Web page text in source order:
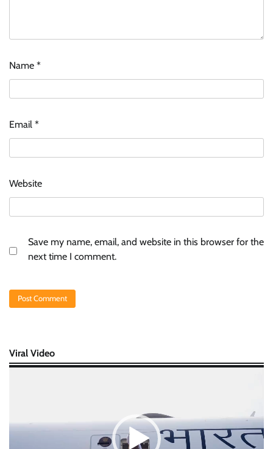
Name *
Email *
Website
Save my name, email, and website in this browser for the
next time I comment.
Viral Video